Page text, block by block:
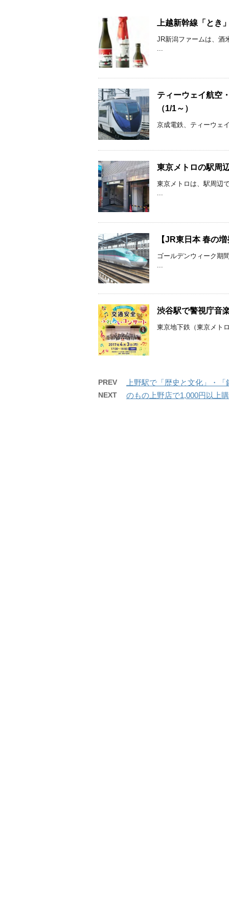
上越新幹線「とき
JR新潟ファームは、酒
...
ティーウェイ航空
（1/1～）
京成電鉄、ティーウェ
東京メトロの駅周
東京メトロは、駅周辺
...
【JR東日本 春の
ゴールデンウィーク期
...
渋谷駅で警視庁音
東京地下鉄（東京メト
PREV 上野駅で「歴史と文化」・
NEXT のもの上野店で1,000円以上